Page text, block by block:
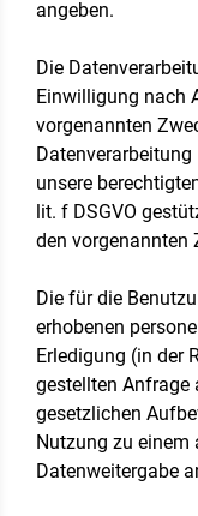
angeben.
Die
Einwilligung nach
vorgenannten
unsere
lit. f DSGVO
den vorgenannten
Die für die
erhobenen
Erledigung (in der
gestellten Anfrage
gesetzlichen
Nutzung zu einem
Datenweitergabe